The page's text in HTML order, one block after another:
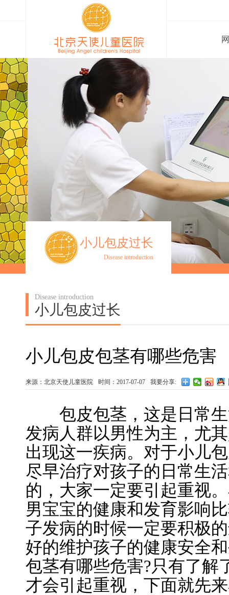
小儿包皮过长
Disease introduction
Disease introduction
小儿包皮过长
小儿包皮包茎有哪些危害
来源：北京天使儿童医院 时间：2017-07-07 我要分享:
包皮包茎，这是日常生
发病人群以男性为主，尤
出现这一疾病。对于小儿
尽早治疗对孩子的日常生
的，大家一定要引起重视
男宝宝的健康和发育影响
子发病的时候一定要积极
好的维护孩子的健康安全
包茎有哪些危害?只有了解
才会引起重视，下面就先